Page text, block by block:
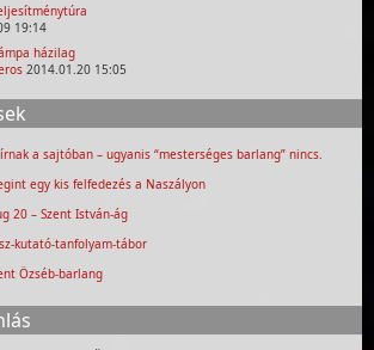
19:14
házilag
2014.01.20 15:05
a sajtóban – ugyanis “mesterséges barlang” nincs.
egy kis felfedezés a Naszályon
20 – Szent István-ág
kutató-tanfolyam-tábor
Özséb-barlang